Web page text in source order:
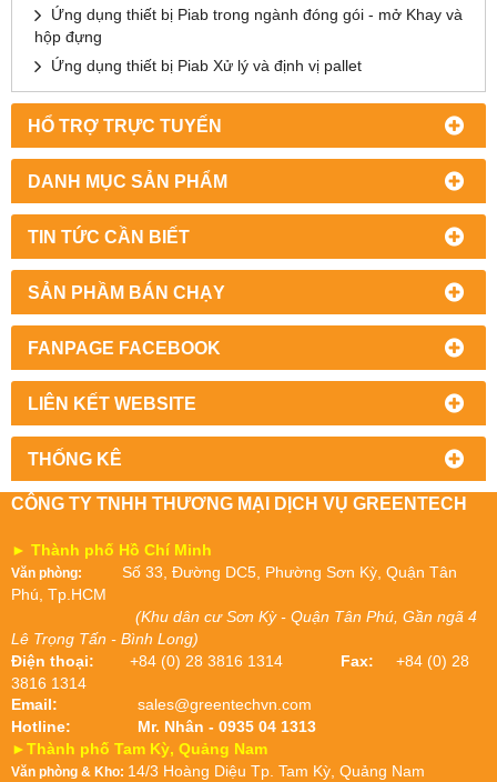
HỔ TRỢ TRỰC TUYẾN
DANH MỤC SẢN PHẨM
TIN TỨC CẦN BIẾT
SẢN PHẦM BÁN CHẠY
FANPAGE FACEBOOK
LIÊN KẾT WEBSITE
THỐNG KÊ
Ứng dụng thiết bị Piab trong ngành đóng gói - mở Khay và
hộp đựng
Ứng dụng thiết bị Piab Xử lý và định vị pallet
CÔNG TY TNHH THƯƠNG MẠI DỊCH VỤ GREENTECH
► Thành phố Hồ Chí Minh
Văn phòng: Số 33, Đường DC5, Phường Sơn Kỳ, Quận Tân
Phú, Tp.HCM
(Khu dân cư Sơn Kỳ - Quận Tân Phú, Gần ngã 4
Lê Trọng Tấn - Bình Long)
Điện thoại: +84 (0) 28 3816 1314 Fax: +84 (0) 28
3816 1314
Email:
sales@greentechvn.com
Hotline:
Mr. Nhân - 0935 04 1313
►Thành phố Tam Kỳ, Quảng Nam
Văn phòng & Kho: 14/3 Hoàng Diệu Tp. Tam Kỳ, Quảng Nam